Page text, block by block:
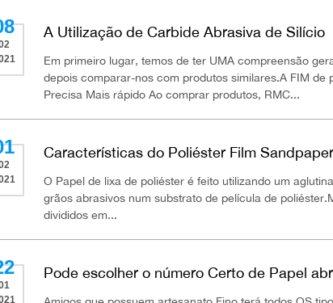
A Utilização de Carbide Abrasiva de Silício
Em primeiro lugar, temos de ter UMA compreensão
depois comparar-nos com produtos similares.A FIM
Precisa Mais rápido Ao comprar produtos, RMC...
Características do Poliéster Film
O Papel de lixa de poliéster é feito utilizando um
grãos abrasivos num substrato de película de
divididos em...
Pode escolher o número Certo de Papel